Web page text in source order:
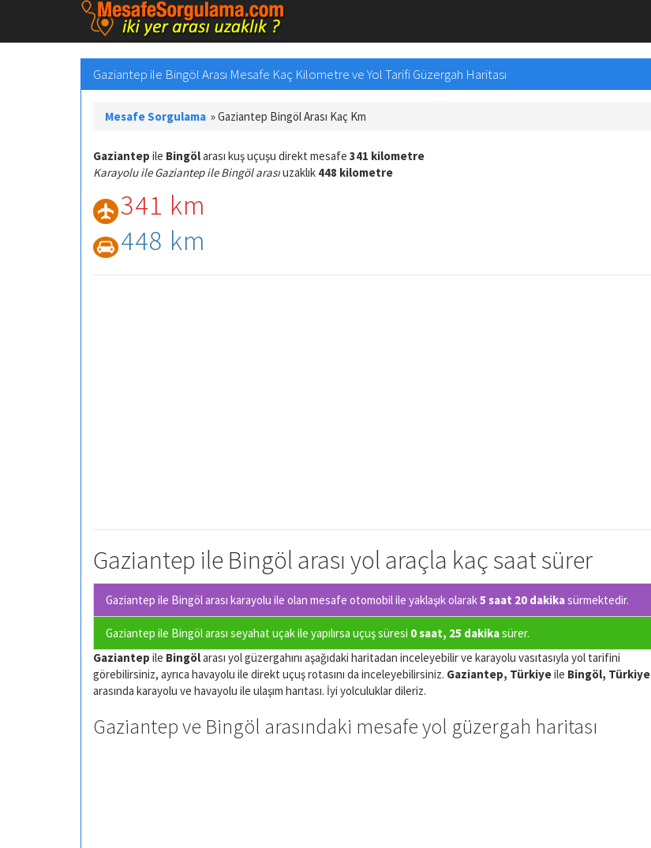
Gaziantep ile Bingöl Arası Mesafe Kaç Kilometre ve Yol Tarifi Güzergah Haritası
Mesafe Sorgulama »Gaziantep Bingöl Arası Kaç Km
Gaziantep ile Bingölarası kuş uçuşu direkt mesafe 341 kilometre
Karayolu ile Gaziantep ile Bingöl arasıuzaklık 448 kilometre
341 km
448 km
Gaziantep ile Bingöl arası yol araçla kaç saat sürer
Gaziantep ile Bingöl arası karayolu ile olan mesafe otomobil ile yaklaşık olarak5 saat 20 dakikasürmektedir.
Gaziantep ile Bingöl arası seyahat uçak ile yapılırsa uçuş süresi 0 saat, 25 dakikasürer.
Gaziantep ile Bingölarası yol güzergahını aşağıdaki haritadan inceleyebilir ve karayolu vasıtasıyla yol tarifini
görebilirsiniz, ayrıca havayolu ile direkt uçuş rotasını da inceleyebilirsiniz. Gaziantep, Türkiyeile Bingöl, Türkiye
arasında karayolu ve havayolu ile ulaşım harıtası. İyi yolculuklar dileriz.
Gaziantep ve Bingöl arasındaki mesafe yol güzergah haritası